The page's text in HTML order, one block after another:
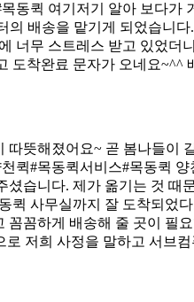
동퀵 여기저기 알아 보다
배송을 맡기게 되었습니
너무 스트레스 받고 있었
도착완료 문자가 오네요~^^
뜻해졌어요~ 곧 봄나들이
퀵#목동퀵서비스#목동퀵
습니다. 제가 옮기는 것
사무실까지 잘 도착되었
꼼하게 배송해 줄 곳이 필
저희 사정을 말하고 서브